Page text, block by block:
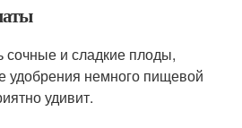
сочные и сладкие плоды,
удобрения немного пищевой
удивит.